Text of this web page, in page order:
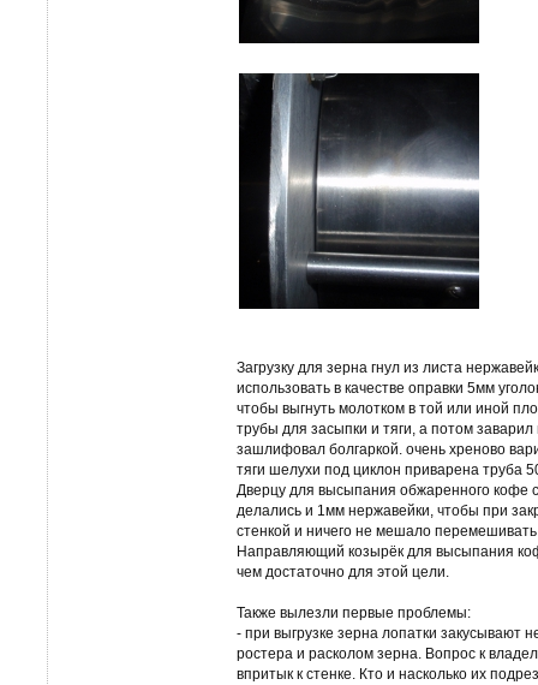
Загрузку для зерна гнул из листа
использовать в качестве оправки 5мм
чтобы выгнуть молотком в той или иной
трубы для засыпки и тяги, а потом
зашлифовал болгаркой. очень хреново
тяги шелухи под циклон приварена труба
Дверцу для высыпания обжаренного кофе
делались и 1мм нержавейки, чтобы при
стенкой и ничего не мешало
Направляющий козырёк для высыпания
чем достаточно для этой цели.
Также вылезли первые проблемы:
- при выгрузке зерна лопатки закусывают
ростера и расколом зерна. Вопрос к
впритык к стенке. Кто и насколько их